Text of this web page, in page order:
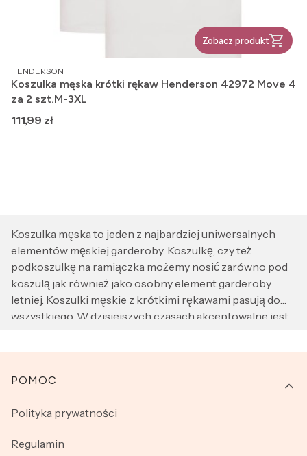
Zobacz produkt
PRODUCENT
HENDERSON
Koszulka męska krótki rękaw Henderson 42972 Move 4
za 2 szt.M-3XL
Cena
111,99 zł
Koszulka męska to jeden z najbardziej uniwersalnych
elementów męskiej garderoby. Koszulkę, czy też
podkoszulkę na ramiączka możemy nosić zarówno pod
koszulą jak również jako osobny element garderoby
letniej. Koszulki męskie z krótkimi rękawami pasują do
wszystkiego. W dzisiejszych czasach akceptowalne jest
koszuli. Koszulki męskie z długim rękawem przydadzą się
znajdziecie koszulki bawełniane, oddychające, które
dzień. Prezentujemy kilka sprawdzonych marek oraz
koszulkę do praktycznie każdej stylizacji. Nasze koszulki
Linki w stopce
POMOC
Polityka prywatności
Regulamin